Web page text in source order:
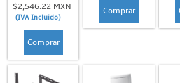
$2,546.22 MXN
(IVA Incluido)
Comprar
Comprar